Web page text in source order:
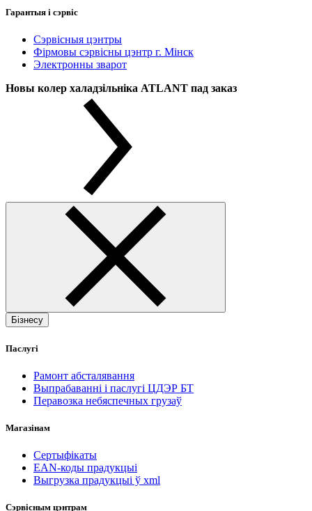
Гарантыя і сэрвіс
Сэрвісныя цэнтры
Фірмовы сэрвісны цэнтр г. Мінск
Электронны зварот
Новы колер халадзільніка ATLANT пад заказ
Бізнесу
Паслугі
Рамонт абсталявання
Выпрабаванні і паслугі ЦДЭР БТ
Перавозка небяспечных грузаў
Магазінам
Сертыфікаты
EAN-коды прадукцыі
Выгрузка прадукцыі ў xml
Сэрвісным цэнтрам